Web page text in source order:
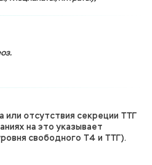
или отсутствия секреции ТТГ
на это указывает
свободного T4 и ТТГ).